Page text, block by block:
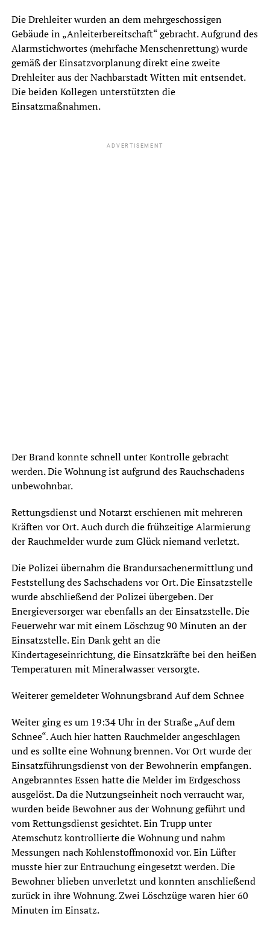
Die Drehleiter wurden an dem mehrgeschossigen
Gebäude in „Anleiterbereitschaft“ gebracht. Aufgrund des
Alarmstichwortes (mehrfache Menschenrettung) wurde
gemäß der Einsatzvorplanung direkt eine zweite
Drehleiter aus der Nachbarstadt Witten mit entsendet.
Die beiden Kollegen unterstützten die
Einsatzmaßnahmen.
ADVERTISEMENT
Der Brand konnte schnell unter Kontrolle gebracht
werden. Die Wohnung ist aufgrund des Rauchschadens
unbewohnbar.
Rettungsdienst und Notarzt erschienen mit mehreren
Kräften vor Ort. Auch durch die frühzeitige Alarmierung
der Rauchmelder wurde zum Glück niemand verletzt.
Die Polizei übernahm die Brandursachenermittlung und
Feststellung des Sachschadens vor Ort. Die Einsatzstelle
wurde abschließend der Polizei übergeben. Der
Energieversorger war ebenfalls an der Einsatzstelle. Die
Feuerwehr war mit einem Löschzug 90 Minuten an der
Einsatzstelle. Ein Dank geht an die
Kindertageseinrichtung, die Einsatzkräfte bei den heißen
Temperaturen mit Mineralwasser versorgte.
Weiterer gemeldeter Wohnungsbrand Auf dem Schnee
Weiter ging es um 19:34 Uhr in der Straße „Auf dem
Schnee“. Auch hier hatten Rauchmelder angeschlagen
und es sollte eine Wohnung brennen. Vor Ort wurde der
Einsatzführungsdienst von der Bewohnerin empfangen.
Angebranntes Essen hatte die Melder im Erdgeschoss
ausgelöst. Da die Nutzungseinheit noch verraucht war,
wurden beide Bewohner aus der Wohnung geführt und
vom Rettungsdienst gesichtet. Ein Trupp unter
Atemschutz kontrollierte die Wohnung und nahm
Messungen nach Kohlenstoffmonoxid vor. Ein Lüfter
musste hier zur Entrauchung eingesetzt werden. Die
Bewohner blieben unverletzt und konnten anschließend
zurück in ihre Wohnung. Zwei Löschzüge waren hier 60
Minuten im Einsatz.